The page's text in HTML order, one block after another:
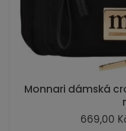
Monnari dámská
669,00